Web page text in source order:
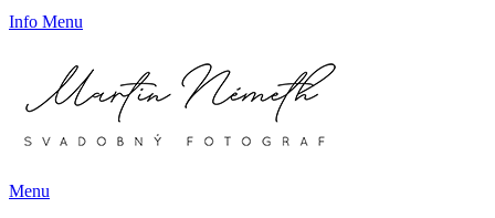
Info Menu
Menu